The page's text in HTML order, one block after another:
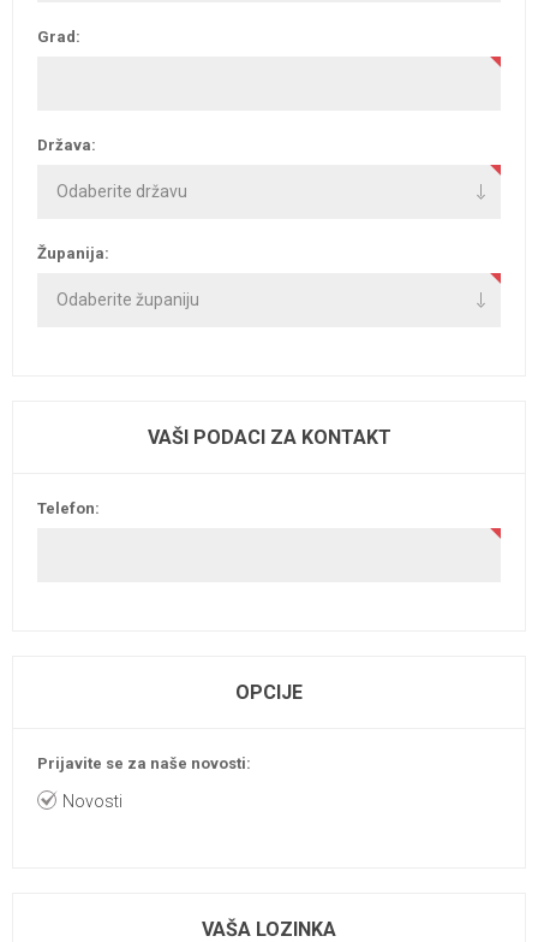
Grad:
Država:
Županija:
VAŠI PODACI ZA KONTAKT
Telefon:
OPCIJE
Prijavite se za naše novosti:
Novosti
VAŠA LOZINKA